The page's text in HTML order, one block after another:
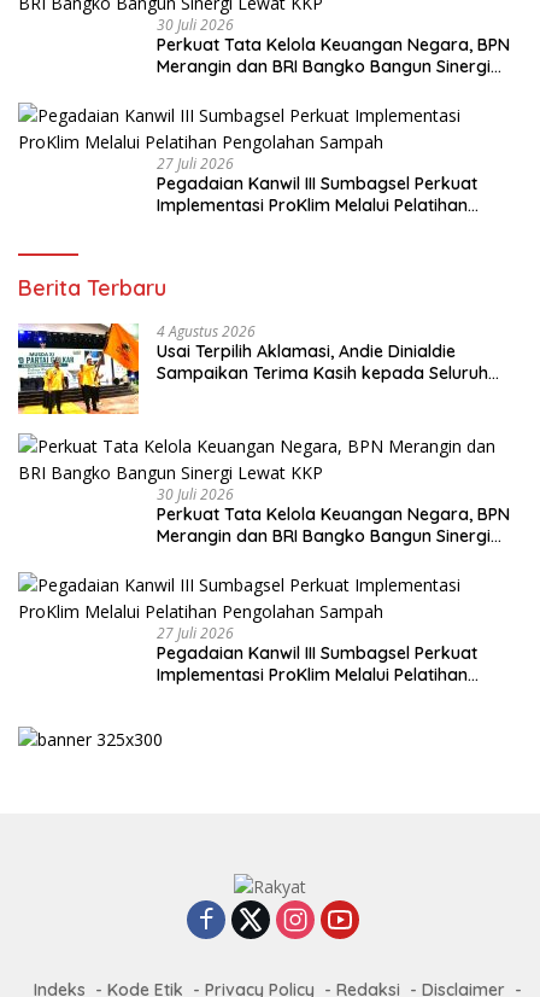
30 Juli 2026
Perkuat Tata Kelola Keuangan Negara, BPN
Merangin dan BRI Bangko Bangun Sinergi
27 Juli 2026
Pegadaian Kanwil III Sumbagsel Perkuat
Implementasi ProKlim Melalui Pelatihan
Berita Terbaru
4 Agustus 2026
Usai Terpilih Aklamasi, Andie Dinialdie
Sampaikan Terima Kasih kepada Seluruh
30 Juli 2026
Perkuat Tata Kelola Keuangan Negara, BPN
Merangin dan BRI Bangko Bangun Sinergi
27 Juli 2026
Pegadaian Kanwil III Sumbagsel Perkuat
Implementasi ProKlim Melalui Pelatihan
Indeks Kode Etik Privacy Policy Redaksi Disclaimer